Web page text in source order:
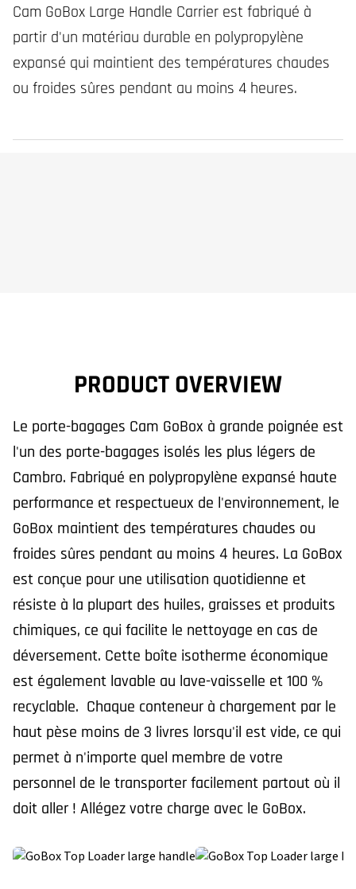
Cam GoBox Large Handle Carrier est fabriqué à
partir d'un matériau durable en polypropylène
expansé qui maintient des températures chaudes
ou froides sûres pendant au moins 4 heures.
PRODUCT OVERVIEW
Le porte-bagages Cam GoBox à grande poignée est
l'un des porte-bagages isolés les plus légers de
Cambro. Fabriqué en polypropylène expansé haute
performance et respectueux de l'environnement, le
GoBox maintient des températures chaudes ou
froides sûres pendant au moins 4 heures. La GoBox
est conçue pour une utilisation quotidienne et
résiste à la plupart des huiles, graisses et produits
chimiques, ce qui facilite le nettoyage en cas de
déversement. Cette boîte isotherme économique
est également lavable au lave-vaisselle et 100 %
recyclable. Chaque conteneur à chargement par le
haut pèse moins de 3 livres lorsqu'il est vide, ce qui
permet à n'importe quel membre de votre
personnel de le transporter facilement partout où il
doit aller ! Allégez votre charge avec le GoBox.